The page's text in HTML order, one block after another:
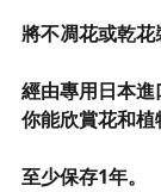
將不凋花或乾花
經由專用日本
你能欣賞花和植
至少保存1年。